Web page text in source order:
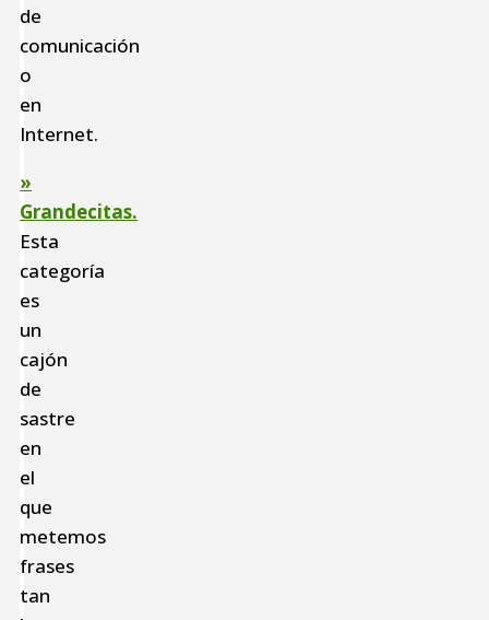
de
comunicación
o
en
Internet.
»
Grandecitas.
Esta
categoría
es
un
cajón
de
sastre
en
el
que
metemos
frases
tan